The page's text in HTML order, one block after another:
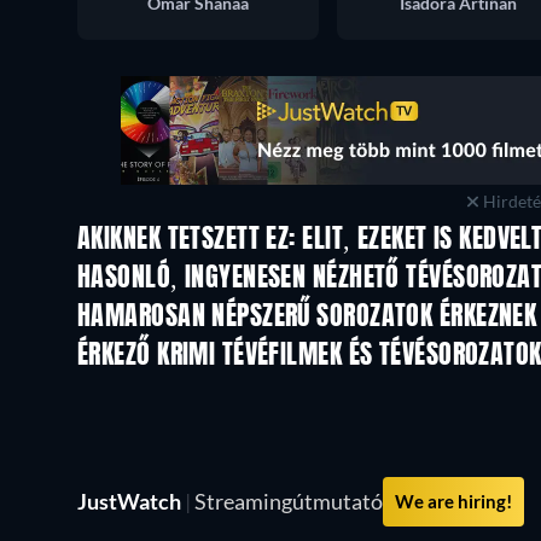
AKIKNEK TETSZETT EZ: ELIT, EZEKET IS
TV TV
HASONLÓ, INGYENESEN NÉZHETŐ
HAMAROSAN NÉPSZERŰ SOROZATOK ÉRKEZNEK
TV TV
ÉRKEZŐ KRIMI TÉVÉFILMEK ÉS TÉVÉSOROZATOK
Évad 6 Évad 2
JustWatch | Streamingútmutató We are hiring!